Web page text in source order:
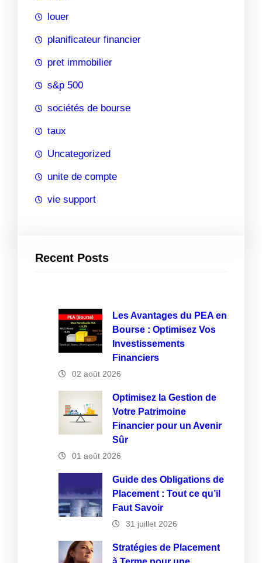
louer
planificateur financier
pret immobilier
s&p 500
sociétés de bourse
taux
Uncategorized
unite de compte
vie support
Recent Posts
Les Avantages du PEA en
Bourse : Optimisez Vos
Investissements
Financiers
02 août 2026
Optimisez la Gestion de
Votre Patrimoine
Financier pour un Avenir
Sûr
01 août 2026
Guide des Obligations de
Placement : Tout ce qu’il
Faut Savoir
31 juillet 2026
Stratégies de Placement